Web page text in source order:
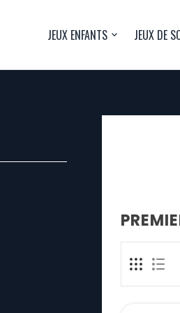
JEUX ENFANTS JEUX DE